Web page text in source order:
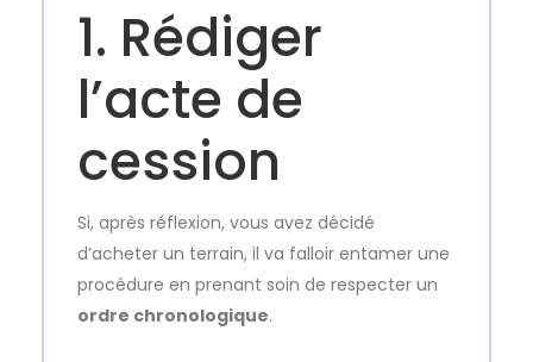
1. Rédiger
l’acte de
cession
Si, après réflexion, vous avez décidé
d’acheter un terrain, il va falloir entamer une
procédure en prenant soin de respecter un
ordre chronologique.